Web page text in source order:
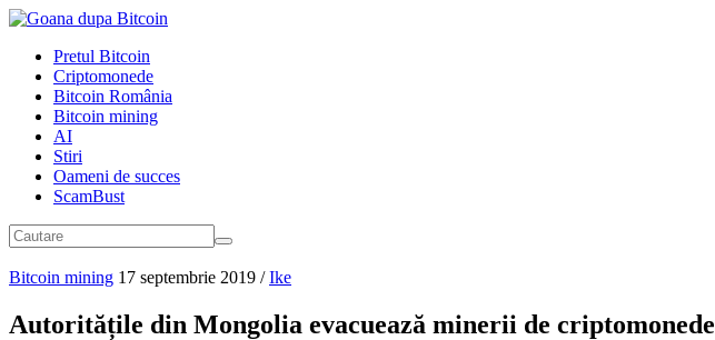
Pretul Bitcoin
Criptomonede
Bitcoin România
Bitcoin mining
AI
Stiri
Oameni de succes
ScamBust
Bitcoin mining 17 septembrie 2019 / Ike
Autoritățile din Mongolia evacuează minerii de criptomonede